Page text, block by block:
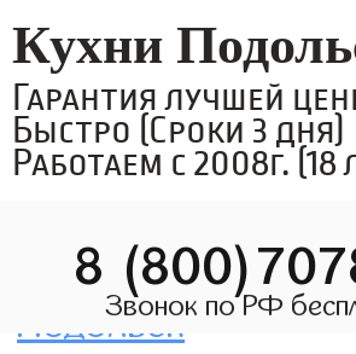
Кухни
Гарантия лучшей
Быстро (Сроки 3 дня)
Работаем с 2008г. (18
8
Звонок по РФ